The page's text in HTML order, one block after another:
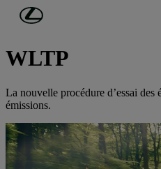
Passer au contenu principal
MENTIONS LÉGALES
WLTP
La nouvelle procédure d’essai des
émissions.